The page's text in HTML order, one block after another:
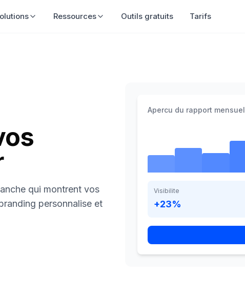
Ressources Outils gratuits Tarifs
qui montrent vos
personnalise et
Apercu du rapport mensuel
Visibilite
+23%